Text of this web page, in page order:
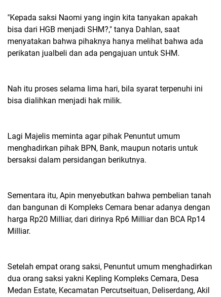
"Kepada saksi Naomi yang ingin kita tanyakan apakah
bisa dari HGB menjadi SHM?," tanya Dahlan, saat
menyatakan bahwa pihaknya hanya melihat bahwa ada
perikatan jualbeli dan ada pengajuan untuk SHM.
Nah itu proses selama lima hari, bila syarat terpenuhi ini
bisa dialihkan menjadi hak milik.
Lagi Majelis meminta agar pihak Penuntut umum
menghadirkan pihak BPN, Bank, maupun notaris untuk
bersaksi dalam persidangan berikutnya.
Sementara itu, Apin menyebutkan bahwa pembelian tanah
dan bangunan di Kompleks Cemara benar adanya dengan
harga Rp20 Milliar, dari dirinya Rp6 Milliar dan BCA Rp14
Milliar.
Setelah empat orang saksi, Penuntut umum menghadirkan
dua orang saksi yakni Kepling Kompleks Cemara, Desa
Medan Estate, Kecamatan Percutseituan, Deliserdang, Akil